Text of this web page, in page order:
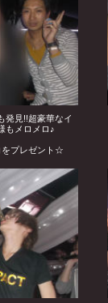
発見!!超豪華なイ
もメロメロ♪
をプレゼント☆